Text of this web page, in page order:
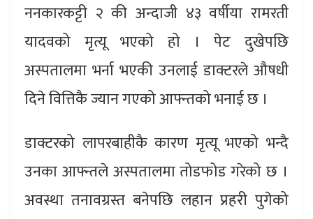
ननकारकट्टी २ की अन्दाजी ४३ वर्षीया रामरती
यादवको मृत्यू भएको हो । पेट दुखेपछि
अस्पतालमा भर्ना भएकी उनलाई डाक्टरले औषधी
दिने वित्तिकै ज्यान गएको आफ्न्तको भनाई छ ।
डाक्टरको लापरबाहीकै कारण मृत्यू भएको भन्दै
उनका आफ्न्तले अस्पतालमा तोडफोड गरेको छ ।
अवस्था तनावग्रस्त बनेपछि लहान प्रहरी पुगेको